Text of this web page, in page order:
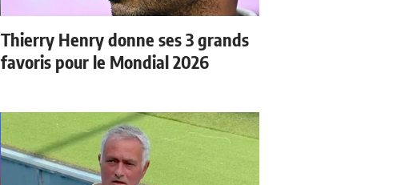
Thierry Henry donne ses 3 grands
favoris pour le Mondial 2026